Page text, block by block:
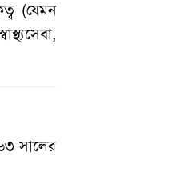
(যেমন
সালের